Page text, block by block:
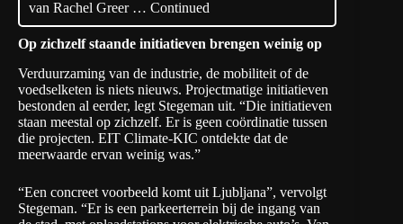
van Rachel Greer … Continued
Op zichzelf staande initiatieven brengen weinig op
Verduurzaming van de industrie, de mobiliteit of de
voedselketen is niets nieuws. Projectmatige initiatieven
bestonden al eerder, legt Stegeman uit. “Die initiatieven
staan meestal op zichzelf. Er is geen coördinatie tussen
die projecten. EIT Climate-KIC ontdekte dat de
meerwaarde ervan weinig was.”
“Een concreet voorbeeld komt uit Ljubljana”, vervolgt
Stegeman. “Er is een parkeerterrein bij de ingang van